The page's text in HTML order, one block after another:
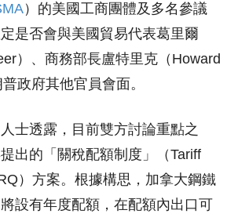
）的美國工商團體及多名參議
是否會與美國貿易代表葛里爾
）、商務部長盧特里克（Howard
政府其他官員會面。
士透露，目前雙方討論重點之
出的「關稅配額制度」（Tariff
）方案。根據構思，加拿大鋼鐵
設有年度配額，在配額內出口可